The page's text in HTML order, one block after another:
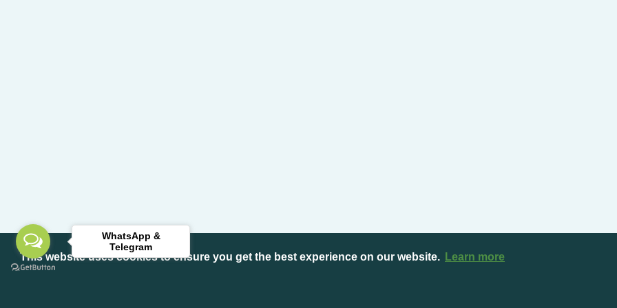
This website uses cookies to ensure you get the best experience on our website. Learn more
WhatsApp &
Telegram